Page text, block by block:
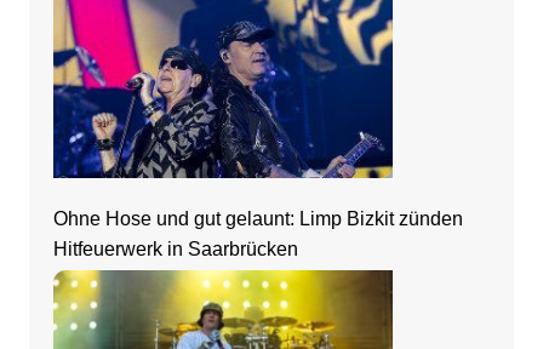
Ohne Hose und gut gelaunt: Limp Bizkit zünden
Hitfeuerwerk in Saarbrücken